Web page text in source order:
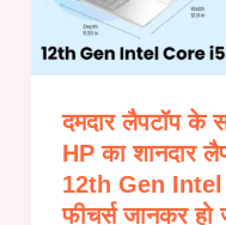
दमदार लैपटॉप
HP का शानदार
12th Gen
फीचर्स जानकर हो